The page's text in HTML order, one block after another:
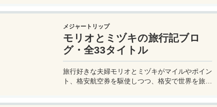
法を知って、現地での移動に備えよう。
メジャートリップ
モリオとミヅキの旅行記ブロ
グ・全33タイトル
旅行好きな夫婦モリオとミヅキがマイルやポイン
ト、格安航空券を駆使しつつ、格安で世界を旅す